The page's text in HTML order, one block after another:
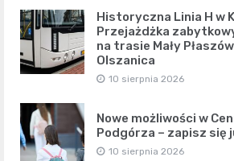
Historyczna Linia H w
Przejażdżka
na trasie Mały
Olszanica
10 sierpnia 2026
Nowe możliwości w
Podgórza – zapisz się
10 sierpnia 2026